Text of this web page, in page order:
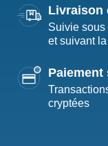
Livraison
Suivie sous
et suivant
Paiement
cryptées